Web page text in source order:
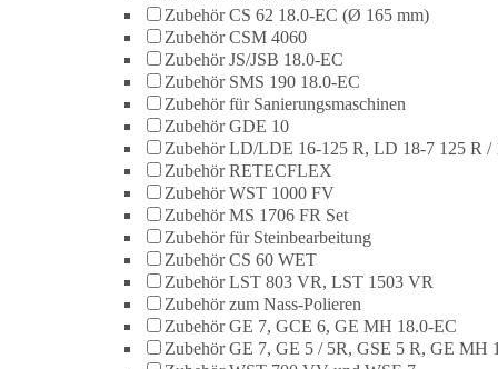
Zubehör CS 62 18.0-EC (Ø 165 mm)
Zubehör CSM 4060
Zubehör JS/JSB 18.0-EC
Zubehör SMS 190 18.0-EC
Zubehör für Sanierungsmaschinen
Zubehör GDE 10
Zubehör LD/LDE 16-125 R, LD 18-7 125 R /
Zubehör RETECFLEX
Zubehör WST 1000 FV
Zubehör MS 1706 FR Set
Zubehör für Steinbearbeitung
Zubehör CS 60 WET
Zubehör LST 803 VR, LST 1503 VR
Zubehör zum Nass-Polieren
Zubehör GE 7, GCE 6, GE MH 18.0-EC
Zubehör GE 7, GE 5 / 5R, GSE 5 R, GE MH